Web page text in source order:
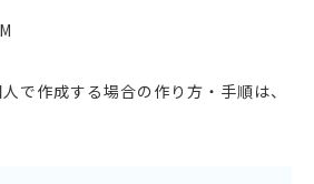
で作成する場合の作り方・手順は、